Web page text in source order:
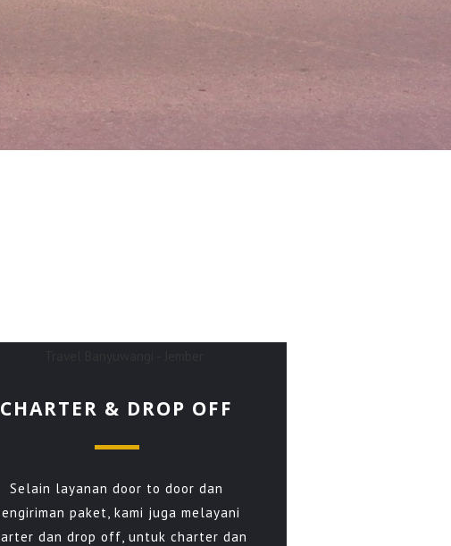
CHARTER & DROP OFF
Selain layanan door to door dan
paket, kami juga melayani
dan drop off, untuk charter dan